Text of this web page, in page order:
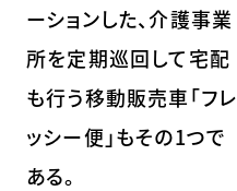
ーションした、介護事業
所を定期巡回して宅配
も行う移動販売車「フレ
ッシー便」もその1つで
ある。